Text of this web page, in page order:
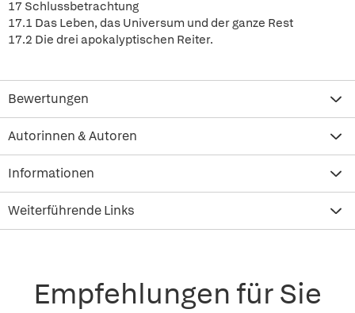
17 Schlussbetrachtung
17.1 Das Leben, das Universum und der ganze Rest
17.2 Die drei apokalyptischen Reiter.
Bewertungen
Autorinnen & Autoren
Informationen
Weiterführende Links
Empfehlungen für Sie